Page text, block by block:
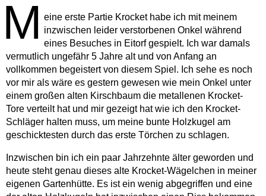
M eine erste Partie Krocket habe ich mit meinem
inzwischen leider verstorbenen Onkel während
eines Besuches in Eitorf gespielt. Ich war damals
vermutlich ungefähr 5 Jahre alt und von Anfang an
vollkommen begeistert von diesem Spiel. Ich sehe es noch
vor mir als wäre es gestern gewesen wie mein Onkel unter
einem großen alten Kirschbaum die metallenen Krocket-
Tore verteilt hat und mir gezeigt hat wie ich den Krocket-
Schläger halten muss, um meine bunte Holzkugel am
geschicktesten durch das erste Törchen zu schlagen.
Inzwischen bin ich ein paar Jahrzehnte älter geworden und
heute steht genau dieses alte Krocket-Wägelchen in meiner
eigenen Gartenhütte. Es ist ein wenig abgegriffen und eine